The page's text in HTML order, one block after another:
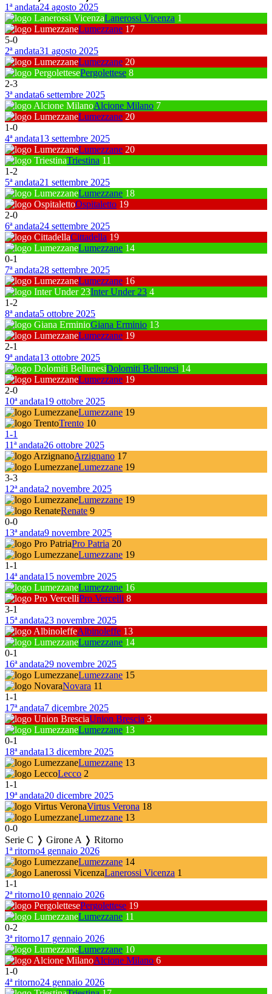
1ª andata24 agosto 2025
Lanerossi Vicenza 1
Lumezzane 17
5-0
2ª andata31 agosto 2025
Lumezzane 20
Pergolettese 8
2-3
3ª andata6 settembre 2025
Alcione Milano 7
Lumezzane 20
1-0
4ª andata13 settembre 2025
Lumezzane 20
Triestina 11
1-2
5ª andata21 settembre 2025
Lumezzane 18
Ospitaletto 19
2-0
6ª andata24 settembre 2025
Cittadella 19
Lumezzane 14
0-1
7ª andata28 settembre 2025
Lumezzane 16
Inter Under 23 4
1-2
8ª andata5 ottobre 2025
Giana Erminio 13
Lumezzane 19
2-1
9ª andata13 ottobre 2025
Dolomiti Bellunesi 14
Lumezzane 19
2-0
10ª andata19 ottobre 2025
Lumezzane 19
Trento 10
1-1
11ª andata26 ottobre 2025
Arzignano 17
Lumezzane 19
3-3
12ª andata2 novembre 2025
Lumezzane 19
Renate 9
0-0
13ª andata9 novembre 2025
Pro Patria 20
Lumezzane 19
1-1
14ª andata15 novembre 2025
Lumezzane 16
Pro Vercelli 8
3-1
15ª andata23 novembre 2025
Albinoleffe 13
Lumezzane 14
0-1
16ª andata29 novembre 2025
Lumezzane 15
Novara 11
1-1
17ª andata7 dicembre 2025
Union Brescia 3
Lumezzane 13
0-1
18ª andata13 dicembre 2025
Lumezzane 13
Lecco 2
1-1
19ª andata20 dicembre 2025
Virtus Verona 18
Lumezzane 13
0-0
Serie C ❭ Girone A ❭ Ritorno
1ª ritorno4 gennaio 2026
Lumezzane 14
Lanerossi Vicenza 1
1-1
2ª ritorno10 gennaio 2026
Pergolettese 19
Lumezzane 11
0-2
3ª ritorno17 gennaio 2026
Lumezzane 10
Alcione Milano 6
1-0
4ª ritorno24 gennaio 2026